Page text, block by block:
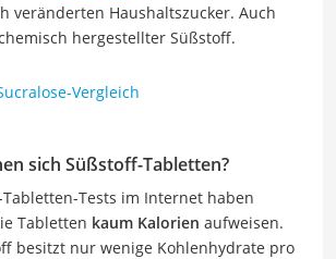
veränderten Haushaltszucker. Auch
hergestellter Süßstoff.
Vergleich
sich Süßstoff-Tabletten?
Tests im Internet haben
Tabletten kaum Kalorien aufweisen.
besitzt nur wenige Kohlenhydrate pro